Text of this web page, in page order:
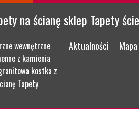
na ścianę sklep Tapety
wewnętrzne
z kamienia
kostka z
Tapety
Menu
Skip to content
Aktualności